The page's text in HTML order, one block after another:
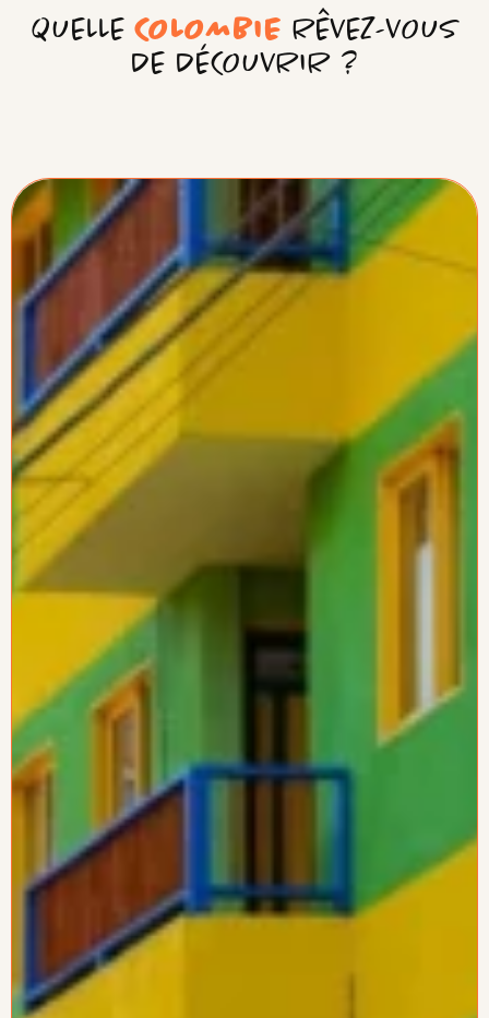
QUELLECOLOMBIE RÊVEZ-VOUS
DE DÉCOUVRIR ?